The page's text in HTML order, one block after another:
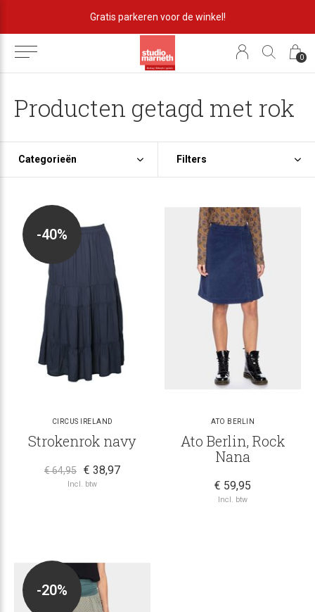
0
Gratis parkeren voor de winkel!
Producten getagd met rok
Categorieën Filters
-40%
CIRCUS IRELAND
Strokenrok navy
€ 64,95 € 38,97
Incl. btw
ATO BERLIN
Ato Berlin, Rock
Nana
€ 59,95
Incl. btw
-20%